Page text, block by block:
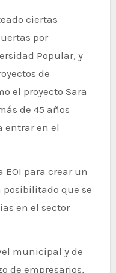
ciertas
por
Popular, y
de
el proyecto Sara
de 45 años
entrar en el
EOI para crear un
posibilitado que se
en el sector
municipal y de
de empresarios,